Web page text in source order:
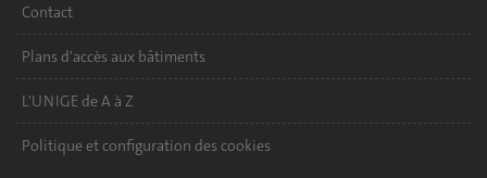
Contact
Plans d'accès aux bâtiments
L'UNIGE de A à Z
Politique et configuration des cookies